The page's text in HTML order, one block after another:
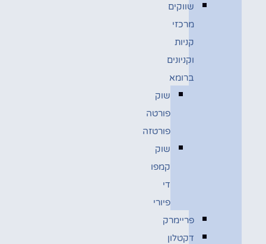
שווקים
מרכזי
קניות
וקניונים
ברומא
שוק
פורטה
פורטזה
שוק
קמפו
די
פיורי
פריימרק
דקטלון